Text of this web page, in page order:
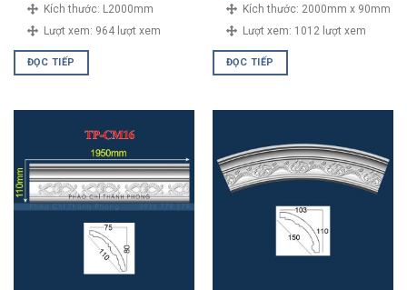
Kích thước: L2000mm
Lượt xem: 964 lượt xem
ĐỌC TIẾP
Kích thước: 2000mm x 90mm
Lượt xem: 1012 lượt xem
ĐỌC TIẾP